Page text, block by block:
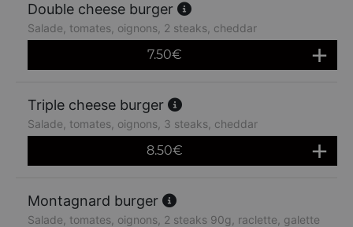
Double cheese burger
Salade, tomates, oignons, 2 steaks, cheddar
7.50€
Triple cheese burger
Salade, tomates, oignons, 3 steaks, cheddar
8.50€
Montagnard burger
Salade, tomates, oignons, 2 steaks 90g, raclette, galette